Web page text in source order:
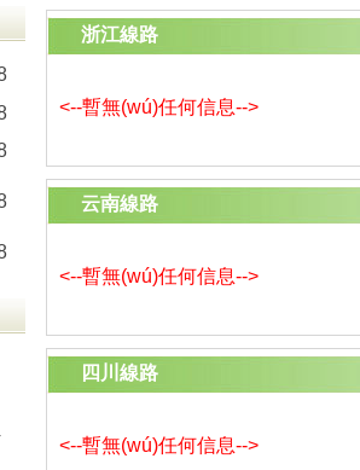
浙江線路
<--暫無(wú)任何信息-->
云南線路
<--暫無(wú)任何信息-->
四川線路
<--暫無(wú)任何信息-->